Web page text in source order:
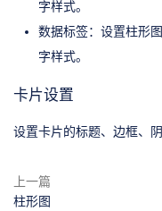
字样式。
数据标签：设置柱形
字样式。
卡片设置
设置卡片的标题、边框、
上一篇
柱形图